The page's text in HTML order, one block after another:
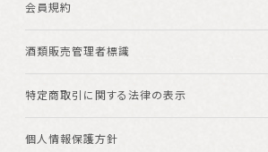
会員規約
酒類販売管理者標識
特定商取引に関する法律の表示
個人情報保護方針